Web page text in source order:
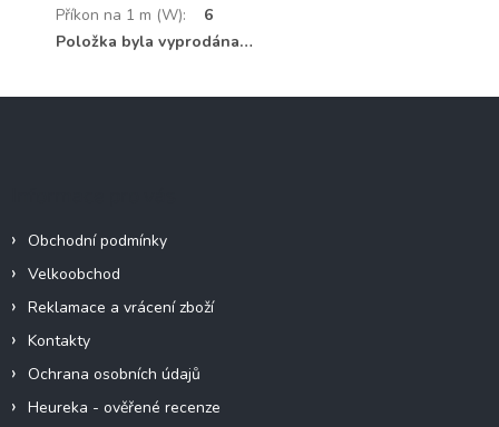
Příkon na 1 m (W):
6
Položka byla vyprodána…
Obchodní podmínky
Velkoobchod
Reklamace a vrácení zboží
Kontakty
Ochrana osobních údajů
Heureka - ověřené recenze